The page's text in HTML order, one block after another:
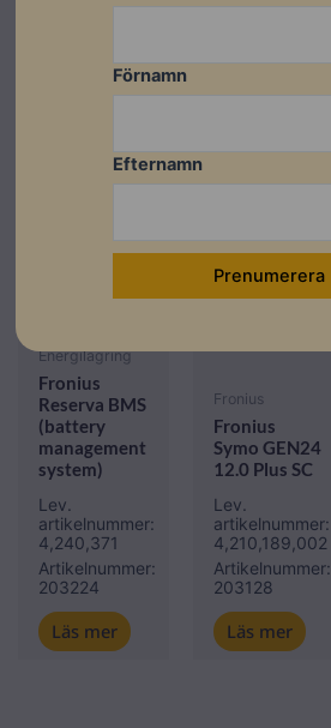
Energilagring
Fronius
Reserva BMS
(battery
management
system)
Lev.
artikelnummer:
4,240,371
Artikelnummer:
203224
Läs mer
Fronius
Fronius
Symo GEN24
12.0 Plus SC
Lev.
artikelnummer:
4,210,189,002
Artikelnummer:
203128
Läs mer
Förnamn
Efternamn